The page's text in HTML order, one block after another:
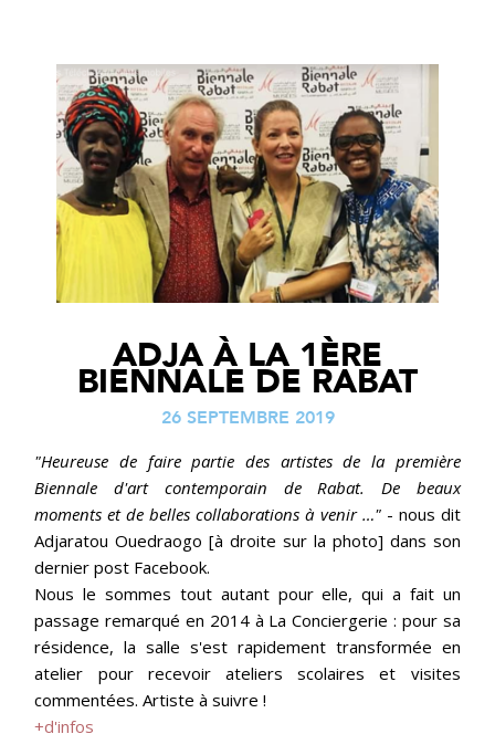
ADJA À LA 1ÈRE
BIENNALE DE RABAT
26 SEPTEMBRE 2019
"Heureuse de faire partie des artistes de la première
Biennale d'art contemporain de Rabat. De beaux
moments et de belles collaborations à venir …"- nous dit
Adjaratou Ouedraogo [à droite sur la photo] dans son
dernier post Facebook.
Nous le sommes tout autant pour elle, qui a fait un
passage remarqué en 2014 à La Conciergerie : pour sa
résidence, la salle s'est rapidement transformée en
atelier pour recevoir ateliers scolaires et visites
commentées. Artiste à suivre !
+d'infos